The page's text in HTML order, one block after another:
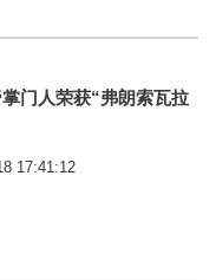
门人荣获“弗朗索瓦拉
17:41:12